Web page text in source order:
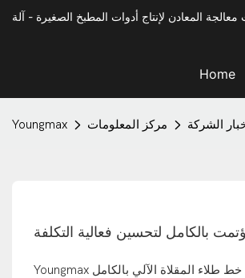
Home
Youngmax مركز المعلومات الشركة
بالكامل لتحسين فعالية التكلفة
Youngmax خط طلاء المقلاة الآلي بالكامل